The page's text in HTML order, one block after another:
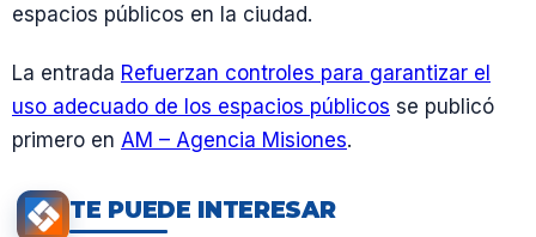
espacios públicos en la ciudad.
La entrada Refuerzan controles para garantizar el
uso adecuado de los espacios públicos se publicó
primero en AM – Agencia Misiones.
TE PUEDE INTERESAR